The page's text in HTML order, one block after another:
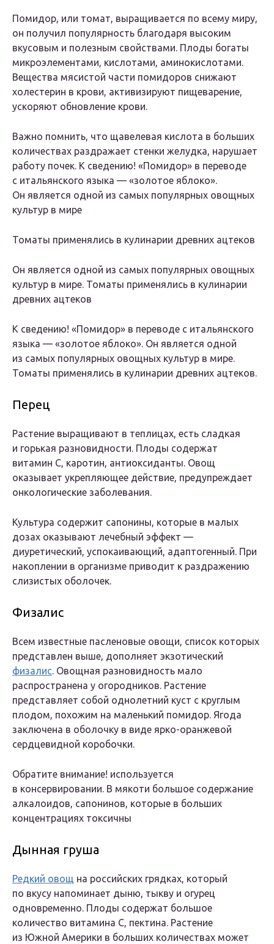
Помидор, или томат, выращивается по всему миру,
он получил популярность благодаря высоким
вкусовым и полезным свойствами. Плоды богаты
микроэлементами, кислотами, аминокислотами.
Вещества мясистой части помидоров снижают
холестерин в крови, активизируют пищеварение,
ускоряют обновление крови.
Важно помнить, что щавелевая кислота в больших
количествах раздражает стенки желудка, нарушает
работу почек. К сведению! «Помидор» в переводе
с итальянского языка — «золотое яблоко».
Он является одной из самых популярных овощных
культур в мире
Томаты применялись в кулинарии древних ацтеков
Он является одной из самых популярных овощных
культур в мире. Томаты применялись в кулинарии
древних ацтеков
К сведению! «Помидор» в переводе с итальянского
языка — «золотое яблоко». Он является одной
из самых популярных овощных культур в мире.
Томаты применялись в кулинарии древних ацтеков.
Перец
Растение выращивают в теплицах, есть сладкая
и горькая разновидности. Плоды содержат
витамин С, каротин, антиоксиданты. Овощ
оказывает укрепляющее действие, предупреждает
онкологические заболевания.
Культура содержит сапонины, которые в малых
дозах оказывают лечебный эффект —
диуретический, успокаивающий, адаптогенный. При
накоплении в организме приводит к раздражению
слизистых оболочек.
Физалис
Всем известные пасленовые овощи, список которых
представлен выше, дополняет экзотический
физалис. Овощная разновидность мало
распространена у огородников. Растение
представляет собой однолетний куст с круглым
плодом, похожим на маленький помидор. Ягода
заключена в оболочку в виде ярко-оранжевой
сердцевидной коробочки.
Обратите внимание! используется
в консервировании. В мякоти большое содержание
алкалоидов, сапонинов, которые в больших
концентрациях токсичны
Дынная груша
Редкий овощ на российских грядках, который
по вкусу напоминает дыню, тыкву и огурец
одновременно. Плоды содержат большое
количество витамина С, пектина. Растение
из Южной Америки в больших количествах может